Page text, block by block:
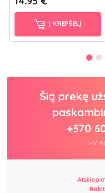
Į KREPŠELĮ
Šią prekę
+370
I-V